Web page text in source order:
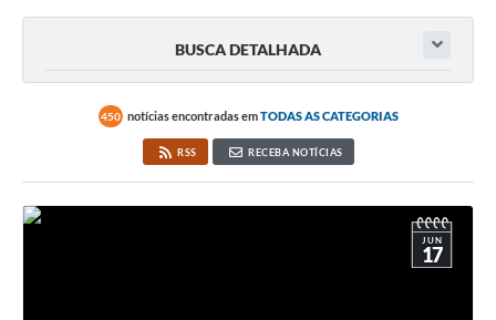
BUSCA DETALHADA
450 notícias encontradas emTODAS AS CATEGORIAS
RSS RECEBA NOTÍCIAS
JUN
17